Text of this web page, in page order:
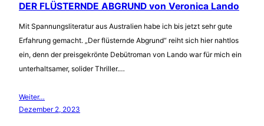
DER FLÜSTERNDE ABGRUND von Veronica Lando
Mit Spannungsliteratur aus Australien habe ich bis jetzt sehr gute
Erfahrung gemacht. „Der flüsternde Abgrund“ reiht sich hier nahtlos
ein, denn der preisgekrönte Debütroman von Lando war für mich ein
unterhaltsamer, solider Thriller.…
Weiter…
Dezember 2, 2023